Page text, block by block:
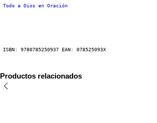
Todo a Dios en Oración
ISBN: 9780785250937 EAN: 078525093X
Productos relacionados